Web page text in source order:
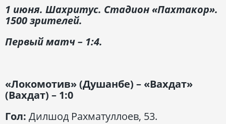
1 июня. Шахритус. Стадион «Пахтакор».
1500 зрителей.
Первый матч – 1:4.
«Локомотив» (Душанбе) – «Вахдат»
(Вахдат) – 1:0
Гол: Дилшод Рахматуллоев, 53.